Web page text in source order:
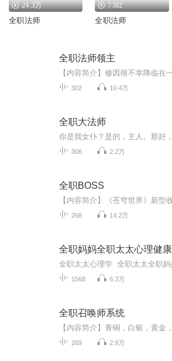
24.3万
全职法师
7382
全职法师
全职法师领主
302 10.4万
全职大法师
你是我女仆？是的，主人。那好
306 2.2万
全职BOSS
268 14.2万
1568 6.3万
全职召唤师系统
269 2.9万